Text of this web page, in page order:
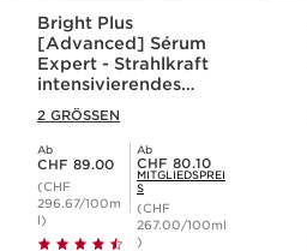
Bright Plus
[Advanced] Sérum
Expert - Strahlkraft
intensivierendes
Experten-Serum bei
Pigmentflecken
2 GRÖSSEN
Ab
Aktueller Preis CHF 89.00
CHF 89.00
(CHF
296.67/100m
l)
Ab
Mitgliederpreis CHF 80.10
CHF 80.10
MITGLIEDSPREI
S
(CHF
267.00/100ml
)